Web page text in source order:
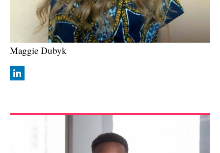
Maggie Dubyk